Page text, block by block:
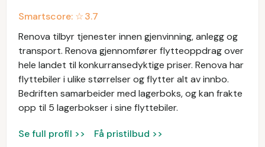
Smartscore: ☆3.7
Renova tilbyr tjenester innen gjenvinning, anlegg og
transport. Renova gjennomfører flytteoppdrag over
hele landet til konkurransedyktige priser. Renova har
flyttebiler i ulike størrelser og flytter alt av innbo.
Bedriften samarbeider med lagerboks, og kan frakte
opp til 5 lagerbokser i sine flyttebiler.
Se full profil >> Få pristilbud >>